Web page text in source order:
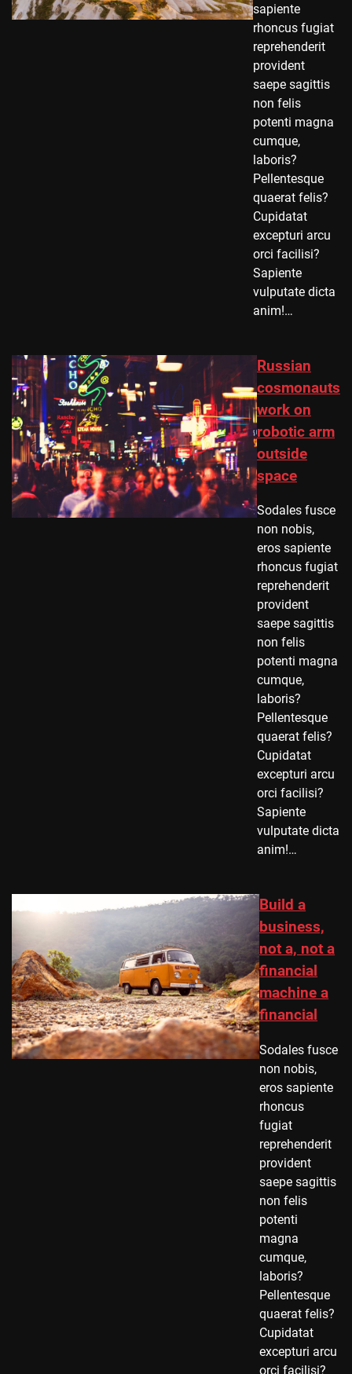
sapiente
rhoncus fugiat
reprehenderit
provident
saepe sagittis
non felis
potenti magna
cumque,
laboris?
Pellentesque
quaerat felis?
Cupidatat
excepturi arcu
orci facilisi?
Sapiente
vulputate dicta
anim!…
Russian
cosmonauts
work on
robotic arm
outside
space
Sodales fusce
non nobis,
eros sapiente
rhoncus fugiat
reprehenderit
provident
saepe sagittis
non felis
potenti magna
cumque,
laboris?
Pellentesque
quaerat felis?
Cupidatat
excepturi arcu
orci facilisi?
Sapiente
vulputate dicta
anim!…
Build a
business,
not a, not a
financial
machine a
financial
Sodales fusce
non nobis,
eros sapiente
rhoncus
fugiat
reprehenderit
provident
saepe sagittis
non felis
potenti
magna
cumque,
laboris?
Pellentesque
quaerat felis?
Cupidatat
excepturi arcu
orci facilisi?